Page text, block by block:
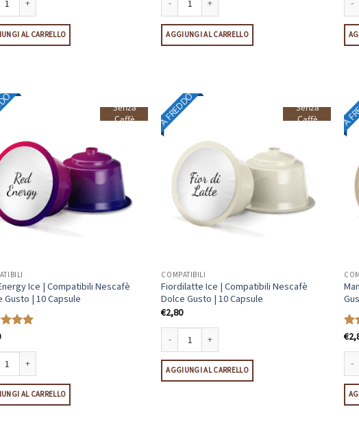
Fruit | Compatibili Nescafè Dolce Gusto | 10 Capsule quantità
AL CARRELLO
Latte di Cocco Ice | Compatibili Nescafè Dolce Gusto
AGGIUNGI AL CARRELLO
Senza
Caffè
Ice | Compatibili Nescafè
Gusto | 10 Capsule
Ice | Compatibili Nescafè Dolce Gusto | 10 Capsule quantità
AL CARRELLO
Senza
Caffè
A FREDDO
COMPATIBILI
Fiordilatte Ice | Compatibili Nescafè
Dolce Gusto | 10 Capsule
€2,80
Fiordilatte Ice | Compatibili Nescafè Dolce Gusto | 10
AGGIUNGI AL CARRELLO
A
€